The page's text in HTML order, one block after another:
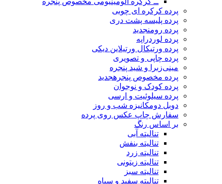
پرده کرکره ای چوبی
پرده پلیسه پشت دری
پرده رومنجدید
پرده لوردراپه
پرده ورتیکال ورتیلاین دیکی
پرده چاپی و تصویری
مینی‌زبرا و شید پنجره
پرده مخصوص پنجرهجدید
پرده کودک و نوجوان
پرده سیلوئیت و ارسی
دوبل دومکانیزه شب و روز
سفارش چاپ عکس روی پرده
بر اساس رنگ
تنالیته آبی
تنالیته بنفش
تنالیته زرد
تنالیته زیتونی
تنالیته سبز
تنالیته سفید و سیاه